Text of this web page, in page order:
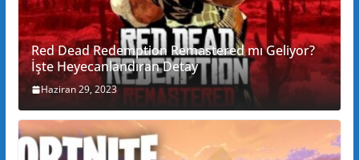
Red Dead Redemption Remastered mı Geliyor?
İşte Heyecanlandıran Detay
Haziran 29, 2023